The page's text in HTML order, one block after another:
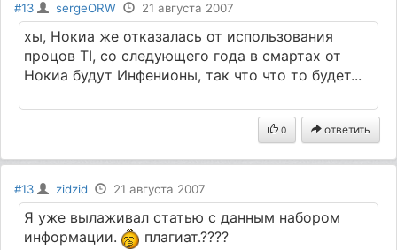
#13 sergeORW 21 августа 2007
хы, Нокиа же отказалась от использования
процов TI, со следующего года в смартах от
Нокиа будут Инфенионы, так что что то будет...
0 ответить
#13 zidzid 21 августа 2007
Я уже вылаживал статью с данным набором
информации.
плагиат.????